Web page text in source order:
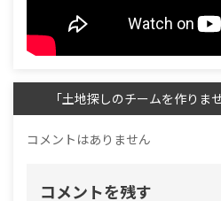
「土地探しのチームを作りま
コメントはありません
コメントを残す